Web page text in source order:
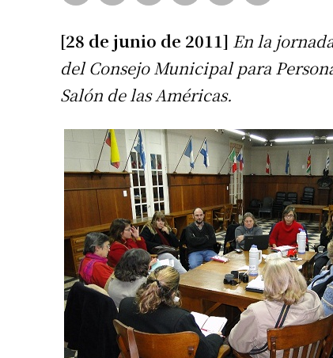
[28 de junio de 2011] En la
del Consejo Municipal para
Salón de las Américas.